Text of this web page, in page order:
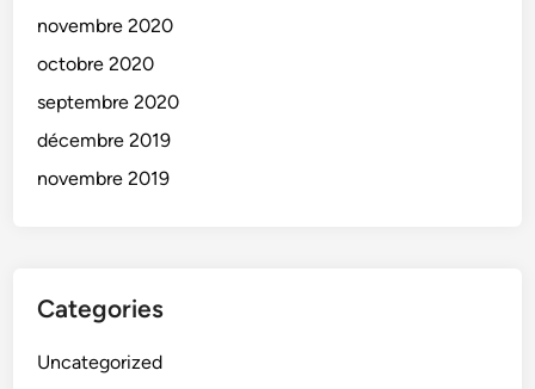
novembre 2020
octobre 2020
septembre 2020
décembre 2019
novembre 2019
Categories
Uncategorized